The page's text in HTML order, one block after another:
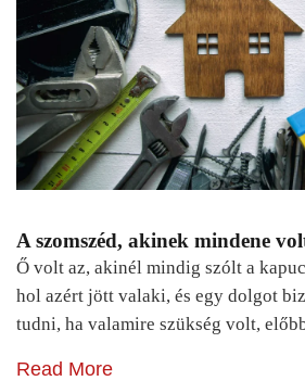
A szomszéd, akinek mindene
Ő volt az, akinél mindig szólt a
hol azért jött valaki, és egy dolgot
tudni, ha valamire szükség volt,
Read More